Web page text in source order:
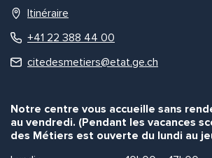
Itinéraire
+41 22 388 44 00
citedesmetiers@etat.ge.ch
Notre centre vous accueille sans
au vendredi. (Pendant les vacances
des Métiers est ouverte du lundi au